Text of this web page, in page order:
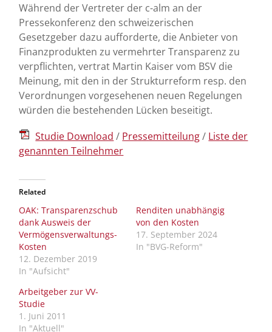
Während der Vertreter der c-alm an der
Pressekonferenz den schweizerischen
Gesetzgeber dazu aufforderte, die Anbieter von
Finanzprodukten zu vermehrter Transparenz zu
verpflichten, vertrat Martin Kaiser vom BSV die
Meinung, mit den in der Strukturreform resp. den
Verordnungen vorgesehenen neuen Regelungen
würden die bestehenden Lücken beseitigt.
Studie Download / Pressemitteilung/ Liste der
genannten Teilnehmer
Related
OAK: Transparenzschub
dank Ausweis der
Vermögensverwaltungs-
Kosten
12. Dezember 2019
In "Aufsicht"
Renditen unabhängig
von den Kosten
17. September 2024
In "BVG-Reform"
Arbeitgeber zur VV-
Studie
1. Juni 2011
In "Aktuell"